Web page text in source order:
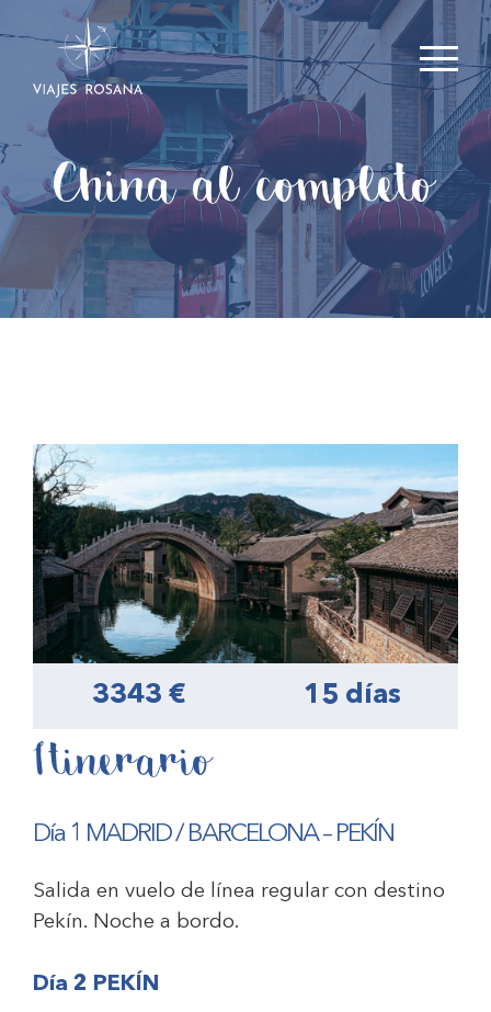
China al completo
3343 € 15 días
Itinerario
Día 1 MADRID / BARCELONA – PEKÍN
Salida en vuelo de línea regular con destino
Pekín. Noche a bordo.
Día 2 PEKÍN